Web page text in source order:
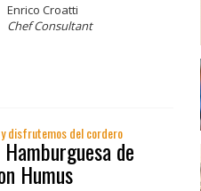
Enrico Croatti
Chef Consultant
disfrutemos del cordero
de
Humus